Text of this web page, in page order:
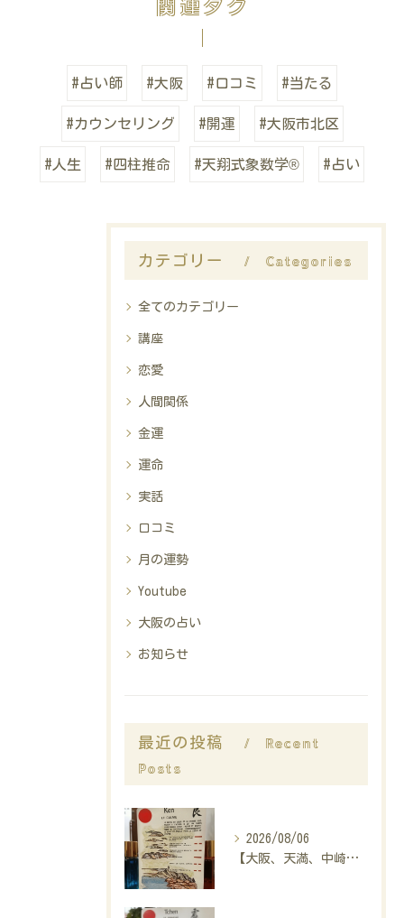
#占い師 #大阪 #口コミ #当たる
#カウンセリング #開運 #大阪市北区
#人生 #四柱推命 #天翔式象数学® #占い
カテゴリー Categories
全てのカテゴリー
講座
恋愛
人間関係
金運
運命
実話
口コミ
月の運勢
Youtube
大阪の占い
お知らせ
最近の投稿
Recent
Posts
2026/08/06
【大阪、天満、中崎町の占い】madam豊子、本日のメッセージ